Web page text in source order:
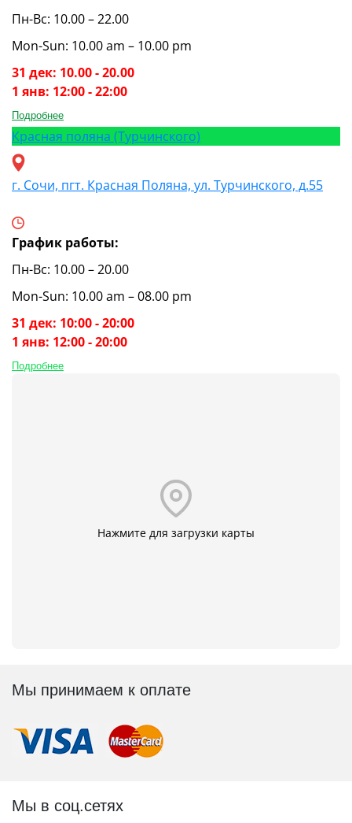
Пн-Вс: 10.00 – 22.00
Mon-Sun: 10.00 am – 10.00 pm
31 дек: 10.00 - 20.00
1 янв: 12:00 - 22:00
Подробнее
Красная поляна (Турчинского)
г. Сочи, пгт. Красная Поляна, ул. Турчинского, д.55
График работы:
Пн-Вс: 10.00 – 20.00
Mon-Sun: 10.00 am – 08.00 pm
31 дек: 10:00 - 20:00
1 янв: 12:00 - 20:00
Подробнее
Нажмите для загрузки карты
Мы принимаем к оплате
Мы в соц.сетях